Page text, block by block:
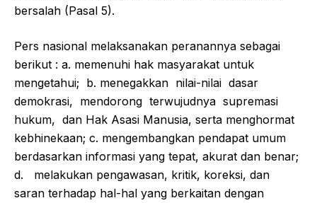
bersalah (Pasal 5).
Pers nasional melaksanakan peranannya sebagai
berikut : a. memenuhi hak masyarakat untuk
mengetahui; b. menegakkan nilai-nilai dasar
demokrasi, mendorong terwujudnya supremasi
hukum, dan Hak Asasi Manusia, serta menghormat
kebhinekaan; c. mengembangkan pendapat umum
berdasarkan informasi yang tepat, akurat dan benar;
d. melakukan pengawasan, kritik, koreksi, dan
saran terhadap hal-hal yang berkaitan dengan